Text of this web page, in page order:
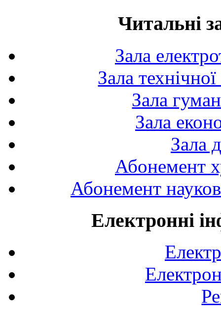
Читальні
Зала
Зала
Зала
Зала
Зала
Абонемент
Абонемент
Електронні